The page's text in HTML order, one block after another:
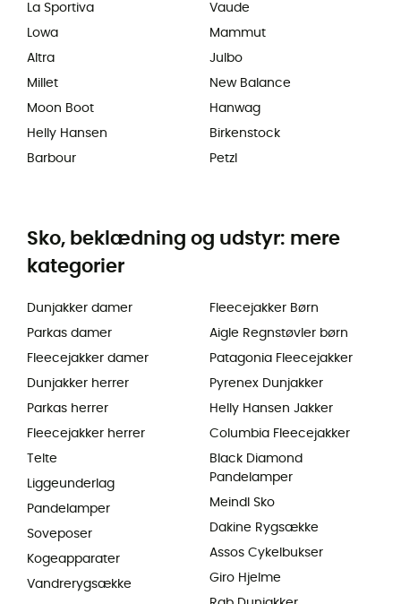
La Sportiva
Lowa
Altra
Millet
Moon Boot
Helly Hansen
Barbour
Vaude
Mammut
Julbo
New Balance
Hanwag
Birkenstock
Petzl
Sko, beklædning og udstyr: mere
kategorier
Dunjakker damer
Parkas damer
Fleecejakker damer
Dunjakker herrer
Parkas herrer
Fleecejakker herrer
Telte
Liggeunderlag
Pandelamper
Soveposer
Kogeapparater
Vandrerygsække
Fleecejakker Børn
Aigle Regnstøvler børn
Patagonia Fleecejakker
Pyrenex Dunjakker
Helly Hansen Jakker
Columbia Fleecejakker
Black Diamond
Pandelamper
Meindl Sko
Dakine Rygsække
Assos Cykelbukser
Giro Hjelme